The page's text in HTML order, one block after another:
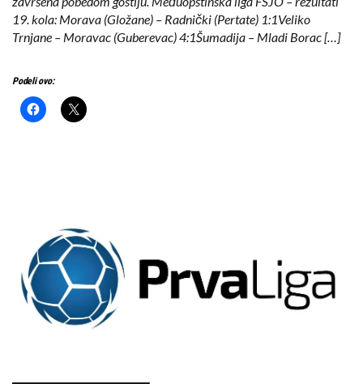
19. kola: Morava (Gložane) – Radnički (Pertate) 1:1Veliko
Trnjane – Moravac (Guberevac) 4:1Šumadija – Mladi Borac […]
Podeli ovo: